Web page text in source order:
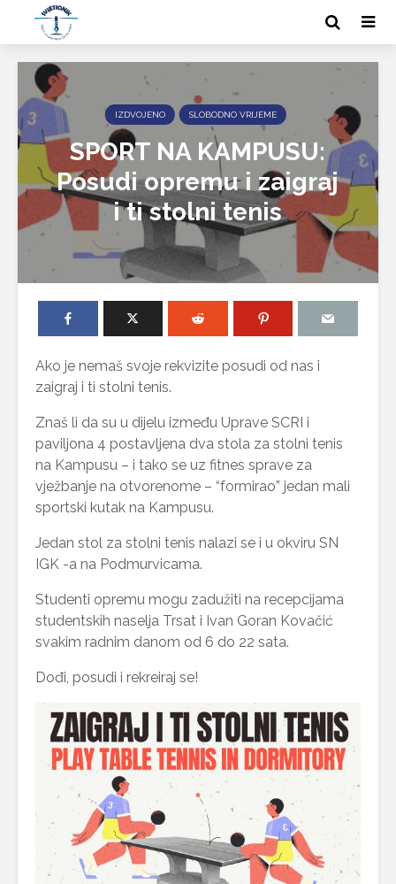
IZDVOJENO SLOBODNO VRIJEME
SPORT NA KAMPUSU:
Posudi opremu i zaigraj
i ti stolni tenis
Ako je nemaš svoje rekvizite posudi od nas i
zaigraj i ti stolni tenis.
Znaš li da su u dijelu između Uprave SCRI i
paviljona 4 postavljena dva stola za stolni tenis
na Kampusu – i tako se uz fitnes sprave za
vježbanje na otvorenome – “formirao” jedan mali
sportski kutak na Kampusu.
Jedan stol za stolni tenis nalazi se i u okviru SN
IGK -a na Podmurvicama.
Studenti opremu mogu zadužiti na recepcijama
studentskih naselja Trsat i Ivan Goran Kovačić
svakim radnim danom od 6 do 22 sata.
Dođi, posudi i rekreiraj se!